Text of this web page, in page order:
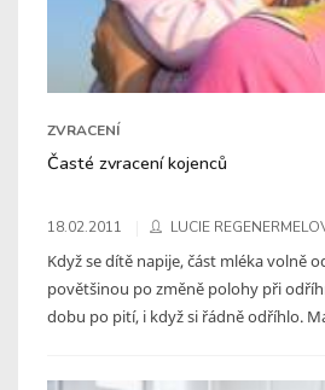
ZVRACENÍ
Časté zvracení kojenců
18.02.2011 LUCIE
Když se dítě napije, část mléka volně
povětšinou po změně polohy při
dobu po pití, i když si řádně odříhlo.